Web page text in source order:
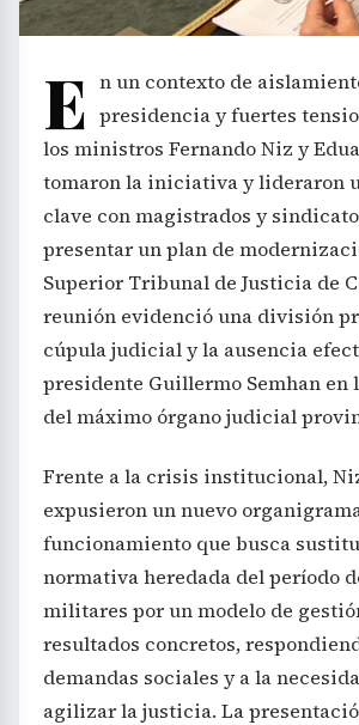
E n un contexto de
presidencia y fuertes
los ministros Fernando Niz y
tomaron la iniciativa y lideraron
clave con magistrados y
presentar un plan de
Superior Tribunal de Justicia de
reunión evidenció una división
cúpula judicial y la ausencia
presidente Guillermo Semhan en
del máximo órgano judicial
Frente a la crisis institucional,
expusieron un nuevo
funcionamiento que busca
normativa heredada del período
militares por un modelo de
resultados concretos,
demandas sociales y a la
agilizar la justicia. La